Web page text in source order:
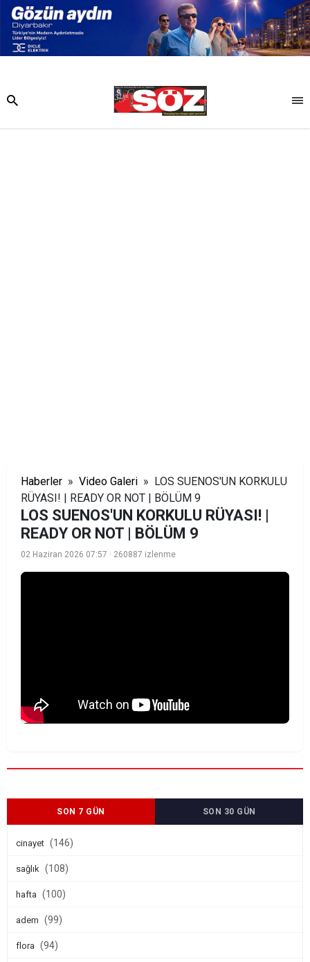
Haberler » Video Galeri » LOS SUENOS'UN KORKULU
RÜYASI! | READY OR NOT | BÖLÜM 9
LOS SUENOS'UN KORKULU RÜYASI! |
READY OR NOT | BÖLÜM 9
02 Haziran 2026 07:57 · 260887 izlenme
SON 7 GÜN SON 30 GÜN
cinayet (146)
sağlık (108)
hafta (100)
adem (99)
flora (94)